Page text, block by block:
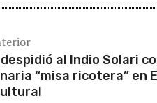
al Indio Solari
“misa ricotera” en